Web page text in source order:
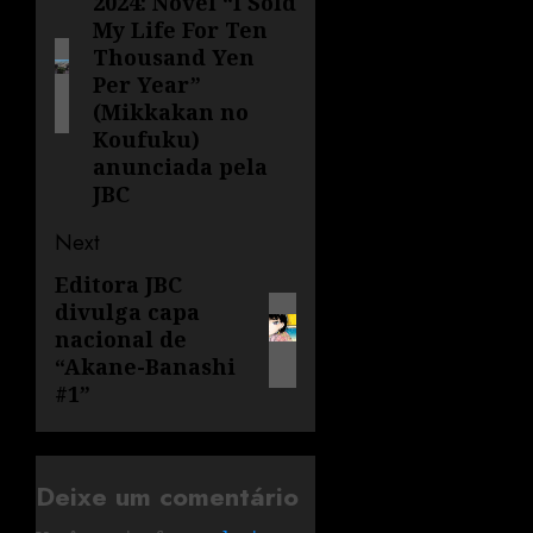
My Life For Ten
Thousand Yen
Per Year”
(Mikkakan no
Koufuku)
anunciada pela
JBC
Next
Editora JBC
divulga capa
nacional de
“Akane-Banashi
#1”
Deixe um comentário